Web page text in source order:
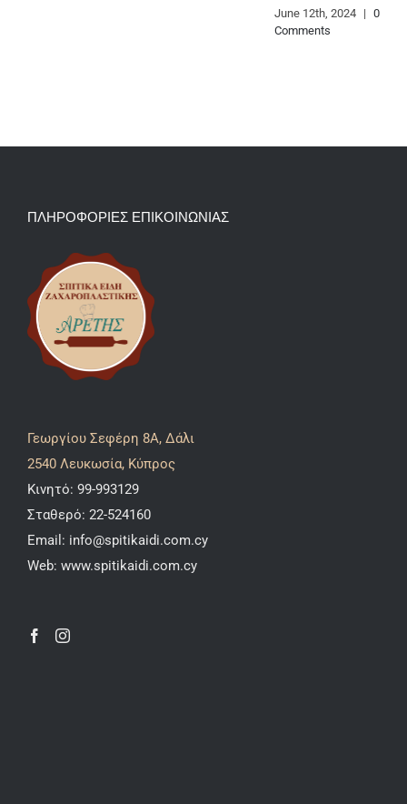
June 12th, 2024 | 0
Comments
ΠΛΗΡΟΦΟΡΙΕΣ ΕΠΙΚΟΙΝΩΝΙΑΣ
Γεωργίου Σεφέρη 8A, Δάλι
2540 Λευκωσία, Κύπρος
Κινητό: 99-993129
Σταθερό: 22-524160
Email: info@spitikaidi.com.cy
Web: www.spitikaidi.com.cy